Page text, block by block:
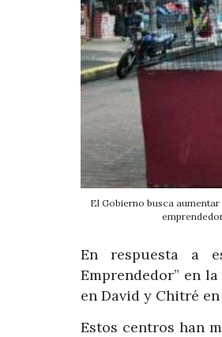
El Gobierno busca
En respuesta a
Emprendedor” en
en David y Chitré
Estos centros han